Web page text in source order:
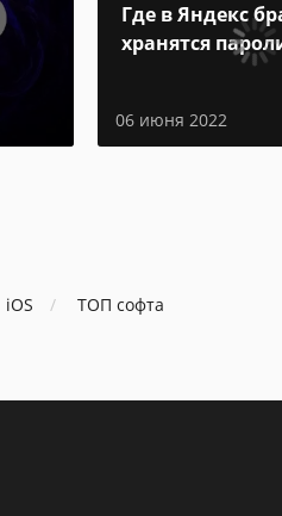
Где в Яндекс
хранятся
06 июня 2022
iOS ТОП софта